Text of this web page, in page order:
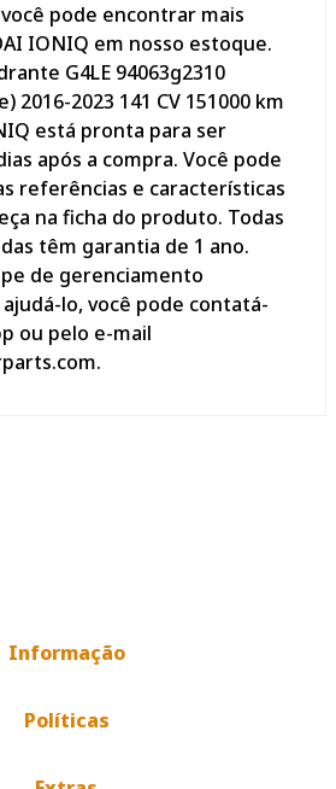
pode encontrar mais
IONIQ em nosso estoque.
G4LE 94063g2310
2016-2023 141 CV 151000 km
está pronta para ser
após a compra. Você pode
referências e características
na ficha do produto. Todas
têm garantia de 1 ano.
de gerenciamento
lo, você pode contatá-
ou pelo e-mail
Informação
Políticas